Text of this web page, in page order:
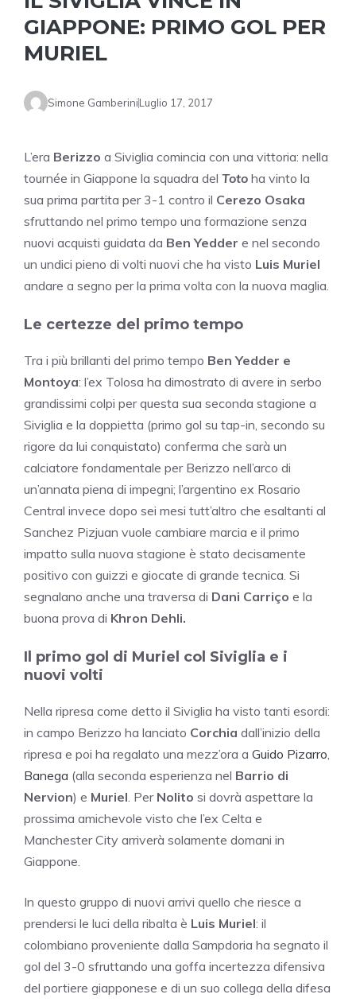
GIAPPONE: PRIMO GOL PER
MURIEL
Simone GamberiniLuglio 17, 2017
L’era Berizzo a Siviglia comincia con una vittoria: nella
tournée in Giappone la squadra del Toto ha vinto la
sua prima partita per 3-1 contro il Cerezo Osaka
sfruttando nel primo tempo una formazione senza
nuovi acquisti guidata da Ben Yedder e nel secondo
un undici pieno di volti nuovi che ha visto Luis Muriel
andare a segno per la prima volta con la nuova maglia.
Le certezze del primo tempo
Tra i più brillanti del primo tempo Ben Yedder e
Montoya: l’ex Tolosa ha dimostrato di avere in serbo
grandissimi colpi per questa sua seconda stagione a
Siviglia e la doppietta (primo gol su tap-in, secondo su
rigore da lui conquistato) conferma che sarà un
calciatore fondamentale per Berizzo nell’arco di
un’annata piena di impegni; l’argentino ex Rosario
Central invece dopo sei mesi tutt’altro che esaltanti al
Sanchez Pizjuan vuole cambiare marcia e il primo
impatto sulla nuova stagione è stato decisamente
positivo con guizzi e giocate di grande tecnica. Si
segnalano anche una traversa di Dani Carriço e la
buona prova di Khron Dehli.
Il primo gol di Muriel col Siviglia e i
nuovi volti
Nella ripresa come detto il Siviglia ha visto tanti esordi:
in campo Berizzo ha lanciato Corchia dall’inizio della
ripresa e poi ha regalato una mezz’ora a Guido Pizarro,
Banega (alla seconda esperienza nel Barrio di
Nervion) e Muriel. Per Nolito si dovrà aspettare la
prossima amichevole visto che l’ex Celta e
Manchester City arriverà solamente domani in
Giappone.
In questo gruppo di nuovi arrivi quello che riesce a
prendersi le luci della ribalta è Luis Muriel: il
colombiano proveniente dalla Sampdoria ha segnato il
gol del 3-0 sfruttando una goffa incertezza difensiva
del portiere giapponese e di un suo collega della difesa